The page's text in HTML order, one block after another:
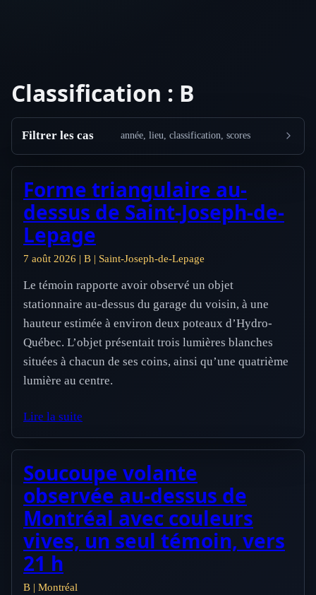
Classification : B
Filtrer les cas année, lieu, classification, scores
Forme triangulaire au-
dessus de Saint-Joseph-de-
Lepage
7 août 2026 | B | Saint-Joseph-de-Lepage
Le témoin rapporte avoir observé un objet
stationnaire au-dessus du garage du voisin, à une
hauteur estimée à environ deux poteaux d’Hydro-
Québec. L’objet présentait trois lumières blanches
situées à chacun de ses coins, ainsi qu’une quatrième
lumière au centre.
Lire la suite
Soucoupe volante
observée au-dessus de
Montréal avec couleurs
vives, un seul témoin, vers
21 h
B | Montréal